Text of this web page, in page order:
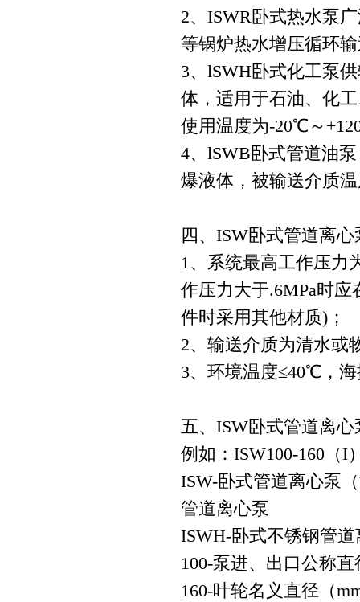
2、ISWR卧式热水泵
等锅炉热水增压循环
3、lSWH卧式化工泵
体，适用于石油、化
使用温度为-20℃～
4、lSWB卧式管道油
爆液体，被输送介质
四、ISW卧式管道离
1、系统最高工作压力
作压力大于.6MPa时
件时采用其他材质)；
2、输送介质为清水或
3、环境温度≤40℃，海
五、ISW卧式管道离
例如：ISW100-160（I
ISW-卧式管道离心泵
管道离心泵
ISWH-卧式不锈钢管
100-泵进、出口公称直
160-叶轮名义直径（